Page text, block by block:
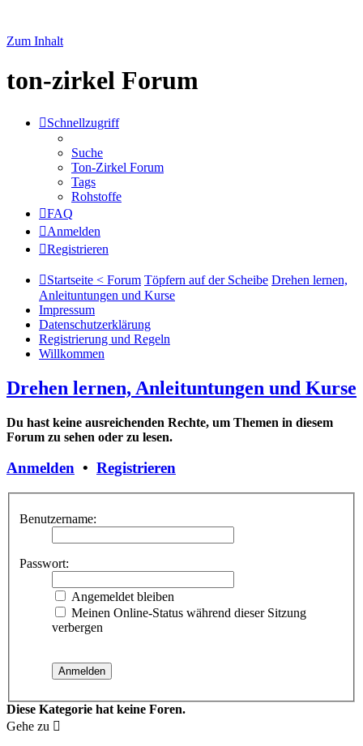
Zum Inhalt
ton-zirkel Forum
Schnellzugriff
Suche
Ton-Zirkel Forum
Tags
Rohstoffe
FAQ
Anmelden
Registrieren
Startseite < Forum Töpfern auf der Scheibe Drehen lernen,
Anleituntungen und Kurse
Impressum
Datenschutzerklärung
Registrierung und Regeln
Willkommen
Drehen lernen, Anleituntungen und Kurse
Du hast keine ausreichenden Rechte, um Themen in diesem
Forum zu sehen oder zu lesen.
Anmelden • Registrieren
Benutzername:
Passwort:
Angemeldet bleiben
Meinen Online-Status während dieser Sitzung
verbergen
Diese Kategorie hat keine Foren.
Gehe zu